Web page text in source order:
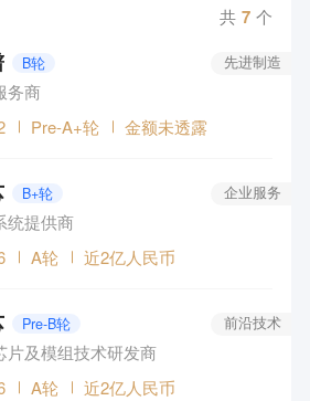
共 7 个
B轮
务商
先进制造
Pre-A+轮 金额未透露
B+轮
统提供商
企业服务
A轮 近2亿人民币
Pre-B轮
片及模组技术研发商
前沿技术
A轮 近2亿人民币